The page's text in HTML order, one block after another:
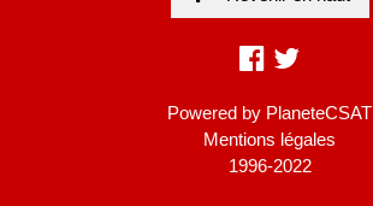
Powered by PlaneteCSAT
Mentions légales
1996-2022